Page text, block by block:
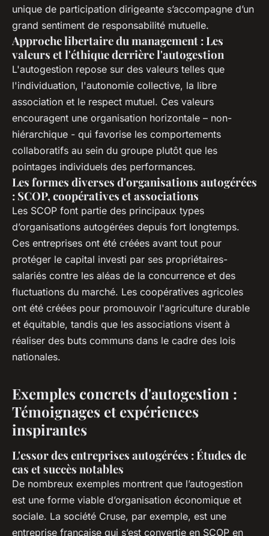
unique de participation dirigeante s’accompagne d’un
grand sentiment de responsabilité mutuelle.
Approche libertaire du management : Les
valeurs et l'éthique derrière l'autogestion
L'autogestion repose sur des valeurs telles que
l'individuation, l'autonomie collective, la libre
association et le respect mutuel. Ces valeurs
encouragent une organisation horizontale – non-
hiérarchique - qui favorise les comportements
collaboratifs au sein du groupe plutôt que les
pointages individuels des performances.
Les formes diverses d'organisations autogérées
: SCOP, coopératives et associations
Les SCOP font partie des principaux types
d’organisations autogérées depuis fort longtemps.
Ces entreprises ont été créées avant tout pour
protéger le capital investi par ses propriétaires-
salariés contre les aléas de la concurrence et des
fluctuations du marché. Les coopératives agricoles
ont été créées pour promouvoir l'agriculture durable
et équitable, tandis que les associations visent à
réaliser des buts communs dans le cadre des lois
nationales.
Exemples concrets d'autogestion :
Témoignages et expériences
inspirantes
L'essor des entreprises autogérées : Études de
cas et succès notables
De nombreux exemples montrent que l’autogestion
est une forme viable d’organisation économique et
sociale. La société Cruse, par exemple, est une
entreprise française qui s’est convertie en SCOP en